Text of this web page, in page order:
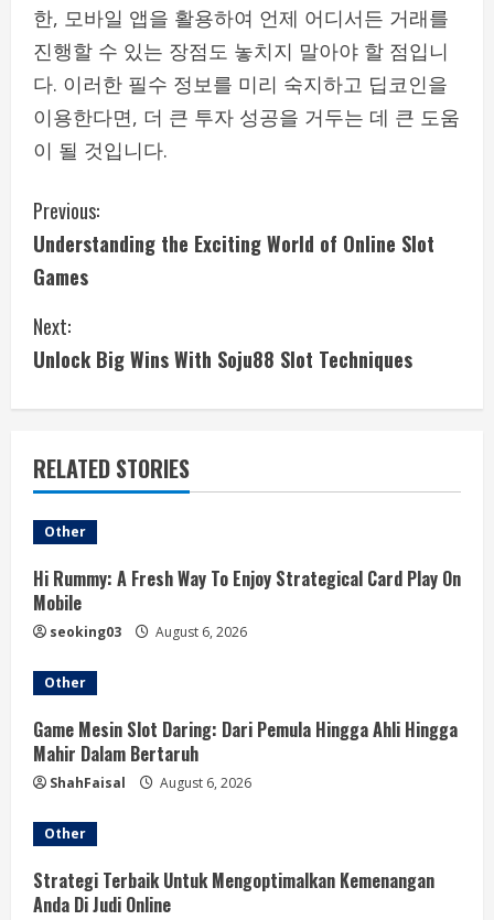
한, 모바일 앱을 활용하여 언제 어디서든 거래를
진행할 수 있는 장점도 놓치지 말아야 할 점입니
다. 이러한 필수 정보를 미리 숙지하고 딥코인을
이용한다면, 더 큰 투자 성공을 거두는 데 큰 도움
이 될 것입니다.
C
o
n
t
i
n
u
e
R
e
a
d
i
n
g
Previous:
Understanding the Exciting World of Online Slot
Games
Next:
Unlock Big Wins With Soju88 Slot Techniques
RELATED STORIES
Other
Hi Rummy: A Fresh Way To Enjoy Strategical Card Play On
Mobile
seoking03 August 6, 2026
Other
Game Mesin Slot Daring: Dari Pemula Hingga Ahli Hingga
Mahir Dalam Bertaruh
ShahFaisal August 6, 2026
Other
Strategi Terbaik Untuk Mengoptimalkan Kemenangan
Anda Di Judi Online